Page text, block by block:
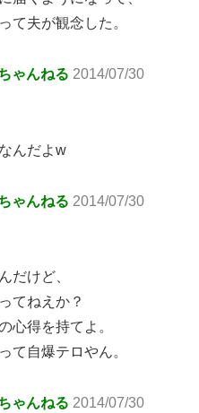
て夫が観念した。
ゃんねる 2014/07/30
んだよw
ゃんねる 2014/07/30
だけど、
てねえか？
心得を持てよ。
て自爆テロやん。
ゃんねる 2014/07/30